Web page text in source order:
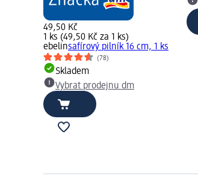
49,50 Kč
1 ks (49,50 Kč za 1 ks)
ebelinsafírový pilník 16 cm, 1 ks
(78)
Skladem
Vybrat prodejnu dm